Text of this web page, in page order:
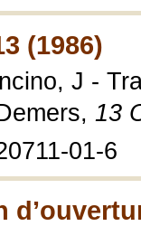
(1986)
J -
13
01-6